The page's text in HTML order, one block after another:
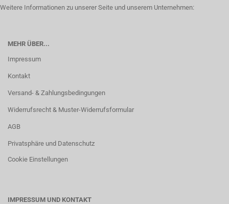
Weitere Informationen zu unserer Seite und unserem Unternehmen:
MEHR ÜBER...
Impressum
Kontakt
Versand- & Zahlungsbedingungen
Widerrufsrecht & Muster-Widerrufsformular
AGB
Privatsphäre und Datenschutz
Cookie Einstellungen
IMPRESSUM UND KONTAKT